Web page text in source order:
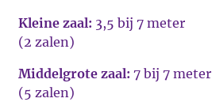
Kleine zaal: 3,5 bij 7 meter
(2 zalen)
Middelgrote zaal: 7 bij 7 meter
(5 zalen)